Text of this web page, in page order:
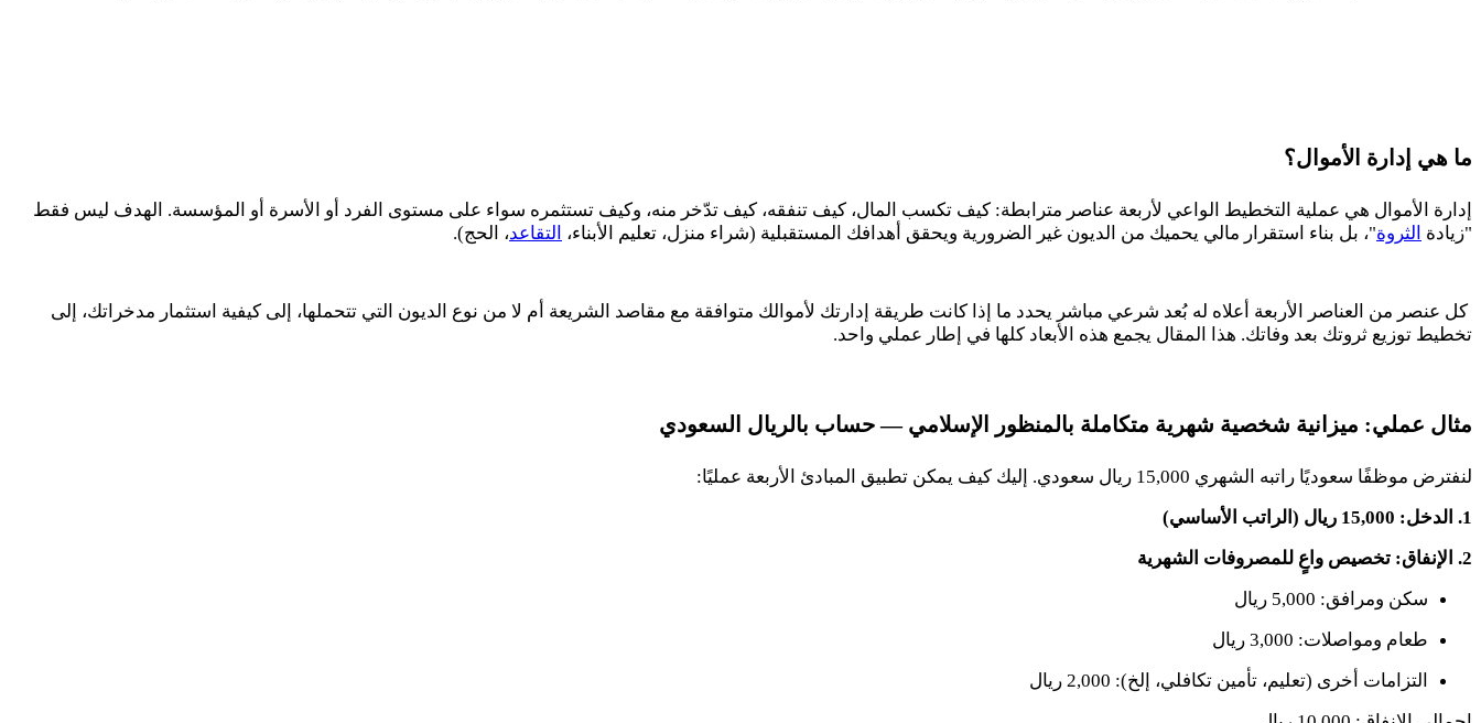
ما هي إدارة الأموال؟
إدارة الأموال هي عملية التخطيط الواعي لأربعة عناصر مترابطة: كيف تكسب المال، كيف تنفقه، كيف تدّخر منه، وكيف تستثمره سواء على مستوى الفرد أو الأسرة أو المؤسسة. الهدف ليس فقط
"زيادة الثروة"، بل بناء استقرار مالي يحميك من الديون غير الضرورية ويحقق أهدافك المستقبلية (شراء منزل، تعليم الأبناء، التقاعد، الحج).
كل عنصر من العناصر الأربعة أعلاه له بُعد شرعي مباشر يحدد ما إذا كانت طريقة إدارتك لأموالك متوافقة مع مقاصد الشريعة أم لا من نوع الديون التي تتحملها، إلى كيفية استثمار مدخراتك، إلى
تخطيط توزيع ثروتك بعد وفاتك. هذا المقال يجمع هذه الأبعاد كلها في إطار عملي واحد.
مثال عملي: ميزانية شخصية شهرية متكاملة بالمنظور الإسلامي — حساب بالريال السعودي
لنفترض موظفًا سعوديًا راتبه الشهري 15,000 ريال سعودي. إليك كيف يمكن تطبيق المبادئ الأربعة عمليًا:
1. الدخل: 15,000 ريال (الراتب الأساسي)
2. الإنفاق: تخصيص واعٍ للمصروفات الشهرية
سكن ومرافق: 5,000 ريال
طعام ومواصلات: 3,000 ريال
التزامات أخرى (تعليم، تأمين تكافلي، إلخ): 2,000 ريال